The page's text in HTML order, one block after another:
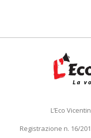
L’Eco
Registrazione n. 16/